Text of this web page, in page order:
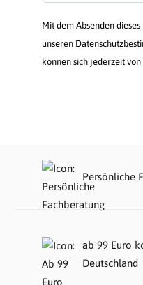
Mit dem Absenden
unseren
können sich jederzeit
Persönliche
ab 99 Euro
Deutschland